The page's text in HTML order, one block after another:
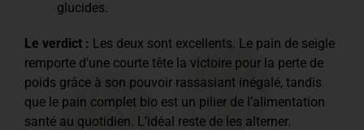
glucides.
Le verdict : Les deux sont excellents. Le pain de seigle
remporte d’une courte tête la victoire pour la perte de
poids grâce à son pouvoir rassasiant inégalé, tandis
que le pain complet bio est un pilier de l’alimentation
santé au quotidien. L’idéal reste de les alterner.